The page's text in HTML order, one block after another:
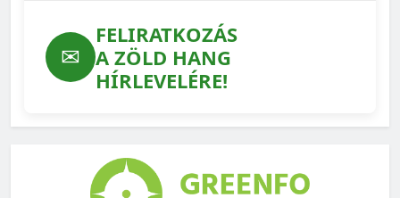
✉
FELIRATKOZÁS
A ZÖLD HANG
HÍRLEVELÉRE!